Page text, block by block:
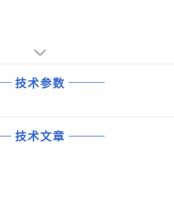
技术参数
技术文章